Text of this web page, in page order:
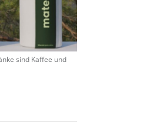
sind Kaffee und